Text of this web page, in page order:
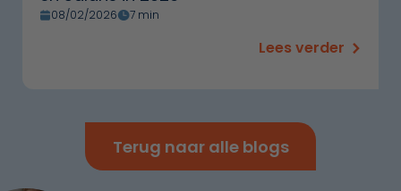
08/02/2026 7 min
Lees verder
Terug naar alle blogs